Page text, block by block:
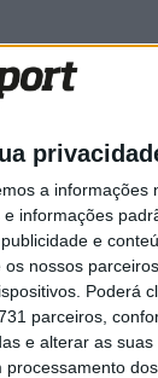
a informações
informações
e
nossos
Poderá
parceiros,
e alterar as